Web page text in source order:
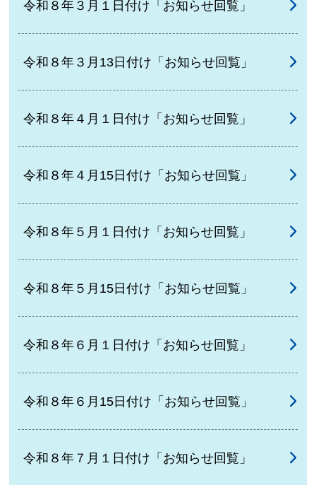
令和８年３月１日付け「お知らせ回覧」
令和８年３月13日付け「お知らせ回覧」
令和８年４月１日付け「お知らせ回覧」
令和８年４月15日付け「お知らせ回覧」
令和８年５月１日付け「お知らせ回覧」
令和８年５月15日付け「お知らせ回覧」
令和８年６月１日付け「お知らせ回覧」
令和８年６月15日付け「お知らせ回覧」
令和８年７月１日付け「お知らせ回覧」